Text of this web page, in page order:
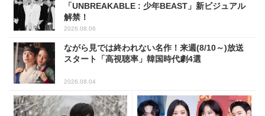
「UNBREAKABLE : 少年BEAST」新ビジュアル
解禁！
2026.08.06
ながら見では終われない名作！来週(8/10～)放送
スタート「高視聴率」韓国時代劇4選
2026.08.04